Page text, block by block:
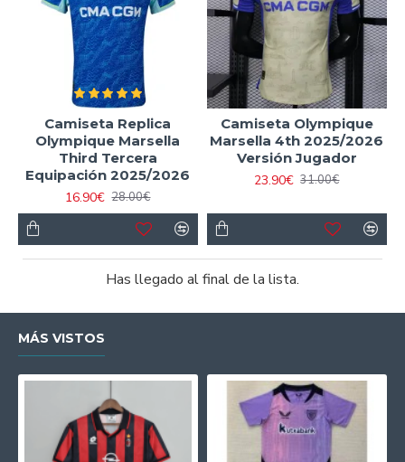
Camiseta Replica
Olympique Marsella
Third Tercera
Equipación 2025/2026
16.90€ 28.00€
Camiseta Olympique
Marsella 4th 2025/2026
Versión Jugador
23.90€ 31.00€
Has llegado al final de la lista.
MÁS VISTOS